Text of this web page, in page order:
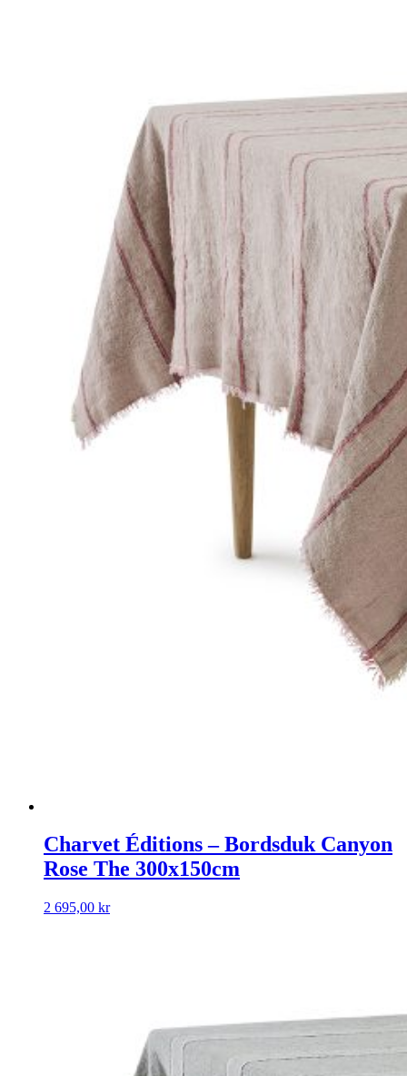
Charvet Éditions – Bordsduk Canyon
Rose The 300x150cm
2 695,00 kr